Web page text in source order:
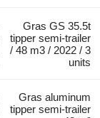
Gras GS 35.5t
tipper semi-trailer
/ 48 m3 / 2022 / 3
units
Gras aluminum
tipper semi-trailer